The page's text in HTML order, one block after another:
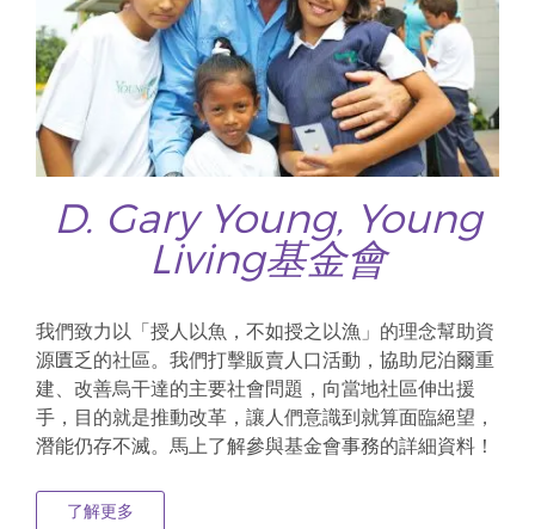
D. Gary Young, Young
Living基金會
我們致力以「授人以魚，不如授之以漁」的理念幫助資
源匱乏的社區。我們打擊販賣人口活動，協助尼泊爾重
建、改善烏干達的主要社會問題，向當地社區伸出援
手，目的就是推動改革，讓人們意識到就算面臨絕望，
潛能仍存不滅。馬上了解參與基金會事務的詳細資料！
了解更多